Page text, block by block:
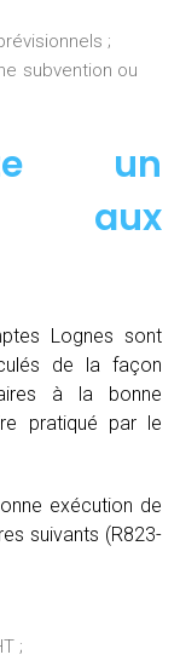
;
subvention ou
un
aux
Lognes sont
de la façon
à la bonne
pratiqué par le
exécution de
suivants (R823-
;